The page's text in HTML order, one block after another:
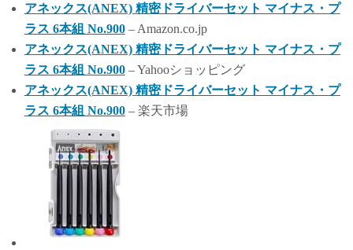
アネックス(ANEX) 精密ドライバーセット マイナス・プ
ラス 6本組 No.900– Amazon.co.jp
アネックス(ANEX) 精密ドライバーセット マイナス・プ
ラス 6本組 No.900– Yahooショッピング
アネックス(ANEX) 精密ドライバーセット マイナス・プ
ラス 6本組 No.900– 楽天市場